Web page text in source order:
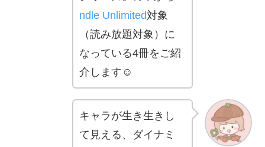
ndle Unlimited対象
（読み放題対象）に
なっている4冊をご紹
介します☺️
キャラが生き生きし
て見える、ダイナミ